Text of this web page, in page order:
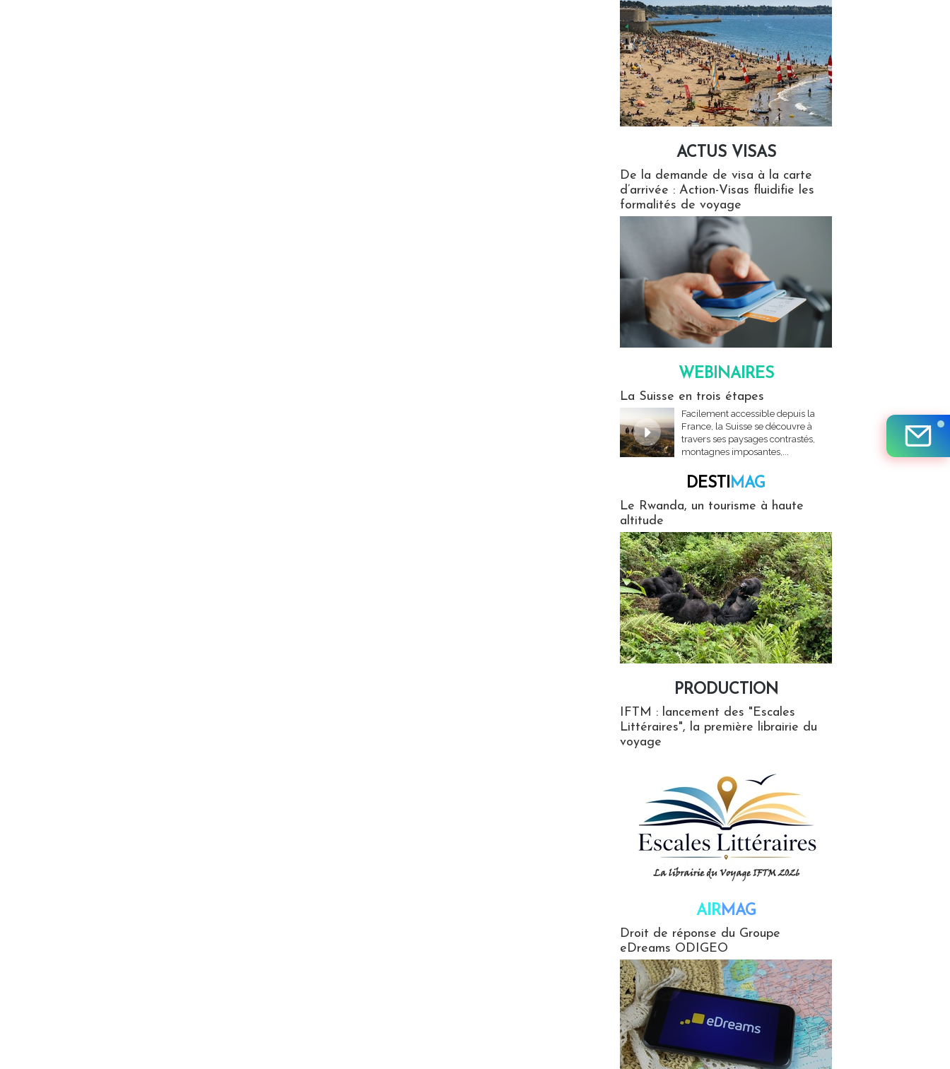
ACTUS VISAS
De la demande de visa à la carte
d’arrivée : Action-Visas fluidifie les
formalités de voyage
WEBINAIRES
La Suisse en trois étapes
Facilement accessible depuis la
France, la Suisse se découvre à
travers ses paysages contrastés,
montagnes imposantes,...
DESTIMAG
Le Rwanda, un tourisme à haute
altitude
PRODUCTION
IFTM : lancement des "Escales
Littéraires", la première librairie du
voyage
AIRMAG
Droit de réponse du Groupe
eDreams ODIGEO